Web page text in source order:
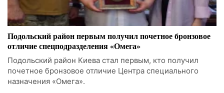
Подольский район первым получил почетное бронзовое
отличие спецподразделения «Омега»
Подольский район Киева стал первым, кто получил
почетное бронзовое отличие Центра специального
назначения «Омега».